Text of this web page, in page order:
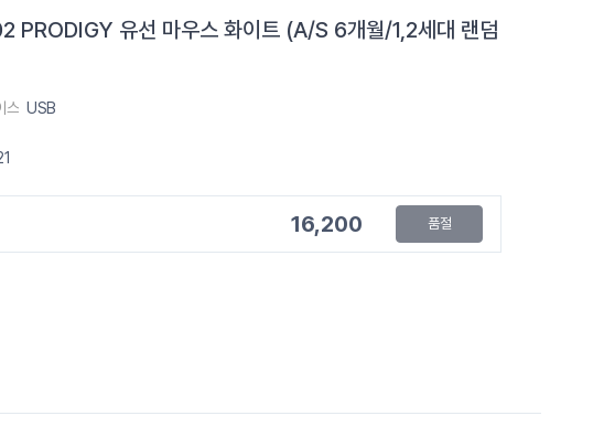
PRODIGY 유선 마우스 화이트 (A/S 6개월/1,2세대 랜덤
스 USB
16,200 품절